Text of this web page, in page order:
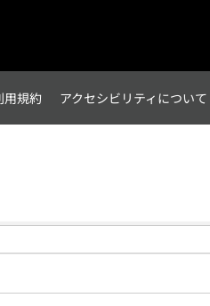
用規約 アクセシビリティについて